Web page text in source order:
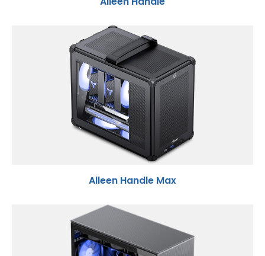
Alleen Handle Max